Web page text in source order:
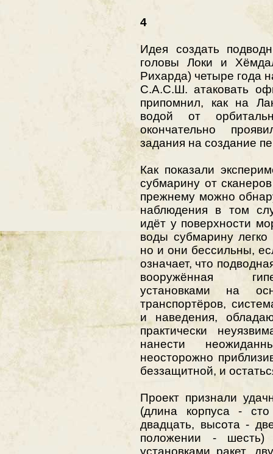
4
Идея создать
головы Локи и
Рихарда) четыре года
С.А.С.Ш. атаковать
припомнил, как на
водой от
окончательно
задания на создание
Как показали
субмарину от
прежнему можно
наблюдения в том
идёт у поверхности
воды субмарину
но и они бессильны,
означает, что
вооружённая
установками на
транспортёров,
и наведения,
практически
нанести
неосторожно
беззащитной, и
Проект признали
(длина корпуса -
двадцать, высота -
положении - шесть)
установками ракет,